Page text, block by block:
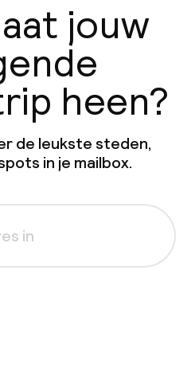
jouw
heen?
de leukste steden,
in je mailbox.